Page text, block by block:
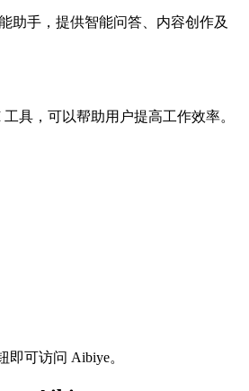
助手，提供智能问答、内容创作及
具，可以帮助用户提高工作效率。
可访问 Aibiye。